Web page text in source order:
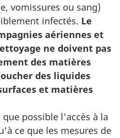
vomissures ou sang)
infectés. Le
aériennes et
ne doivent pas
des matières
des liquides
et matières
possible l'accès à la
ce que les mesures de